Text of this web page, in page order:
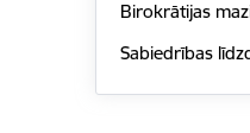
Birokrātijas
Sabiedrības